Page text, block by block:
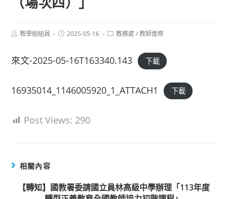
Post教學組組員
Post2025-05-16
Post教務處 / 教師進修
來文-2025-05-16T163340.143 下載
16935014_1146005920_1_ATTACH1 下載
Post Views: 290
相關內容
【轉知】國教署委請國立員林高級中學辦理「113年度